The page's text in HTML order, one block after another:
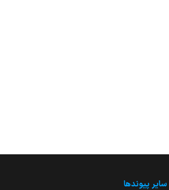
سایر پیوندها